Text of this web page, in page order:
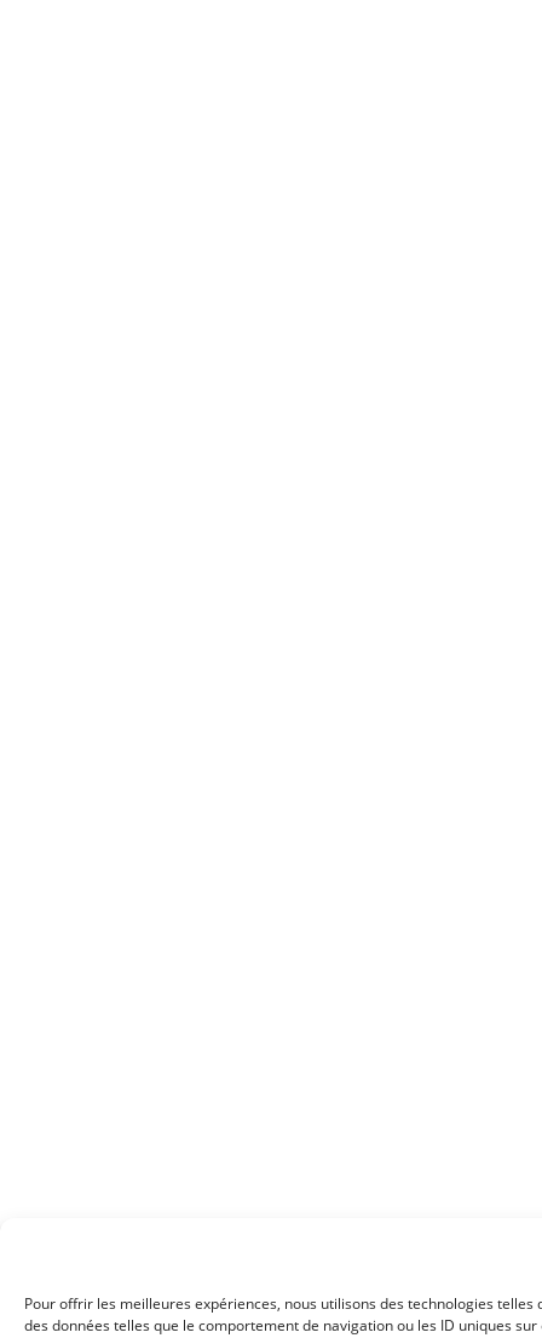
Pour offrir les meilleures expériences, nous utilisons des technologies
des données telles que le comportement de navigation ou les ID uniques